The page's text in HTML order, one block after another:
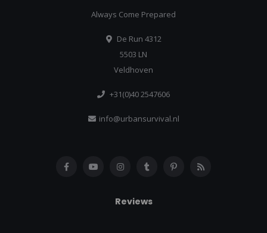
Always Come Prepared
De Run 4312
5503 LN
Veldhoven
+31(0)40 2547606
info@urbansurvival.nl
Reviews